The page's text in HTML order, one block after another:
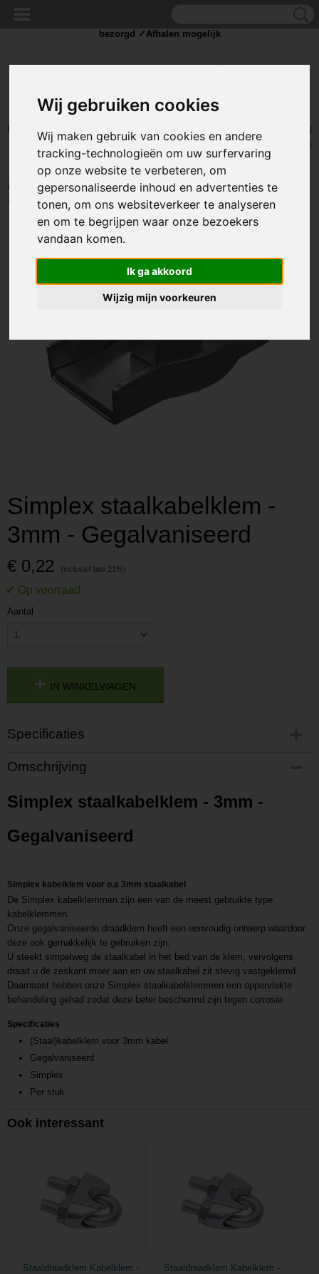
Wij gebruiken cookies
Wij maken gebruik van cookies en andere
tracking-technologieën om uw surfervaring
op onze website te verbeteren, om
gepersonaliseerde inhoud en advertenties te
tonen, om ons websiteverkeer te analyseren
en om te begrijpen waar onze bezoekers
vandaan komen.
Ik ga akkoord
Wijzig mijn voorkeuren
Inloggen Registreren
UW WINKELWAGEN
(0)
Home >IJZERWAREN>STAALDRAAD KLEMMEN>Simplex
staalkabelklem - 3mm - Gegalvaniseerd
Simplex staalkabelklem -
3mm - Gegalvaniseerd
€ 0,22
Aantal
IN WINKELWAGEN
Specificaties
Productcode
P201809140919
L201809140919
Omschrijving
Simplex staalkabelklem - 3mm -
Gegalvaniseerd
Simplex kabelklem voor o.a 3mm staalkabel
De Simplex kabelklemmen zijn een van de meest gebruikte type
kabelklemmen.
Onze gegalvaniseerde draadklem heeft een eenvoudig ontwerp waardoor
deze ook gemakkelijk te gebruiken zijn.
U steekt simpelweg de staalkabel in het bed van de klem, vervolgens
draait u de zeskant moer aan en uw staalkabel zit stevig vastgeklemd.
Daarnaast hebben onze Simplex staalkabelklemmen een oppervlakte
behandeling gehad zodat deze beter beschermd zijn tegen corrosie
Specificaties
(Staal)kabelklem voor 3mm kabel
Gegalvaniseerd
Simplex
Per stuk
Ook interessant
Staaldraadklem Kabelklem -
Staaldraadklem Kabelklem -
bezorgd ✓Afhalen mogelijk